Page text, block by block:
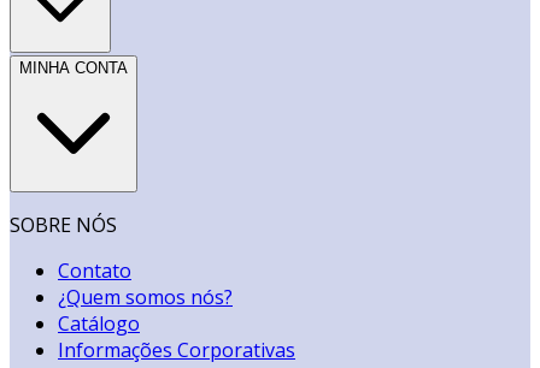
MINHA CONTA
SOBRE NÓS
Contato
¿Quem somos nós?
Catálogo
Informações Corporativas